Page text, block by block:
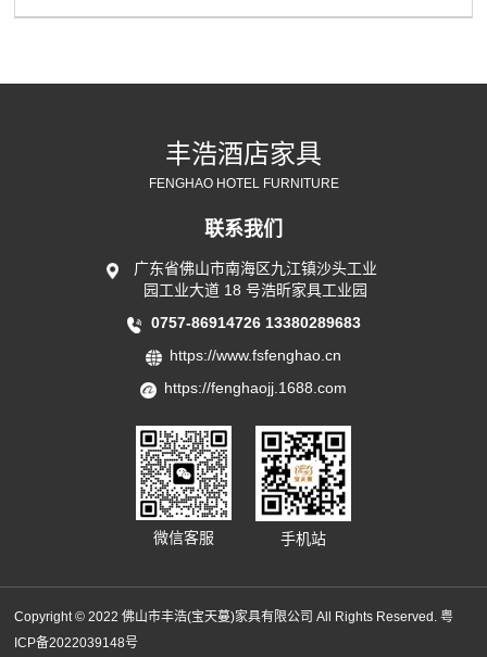
丰浩酒店家具
FENGHAO HOTEL FURNITURE
联系我们
广东省佛山市南海区九江镇沙头工业
园工业大道 18 号浩昕家具工业园
0757-86914726 13380289683
https://www.fsfenghao.cn
https://fenghaojj.1688.com
微信客服 手机站
Copyright © 2022 佛山市丰浩(宝天蔓)家具有限公司 All Rights Reserved.粤
ICP备2022039148号